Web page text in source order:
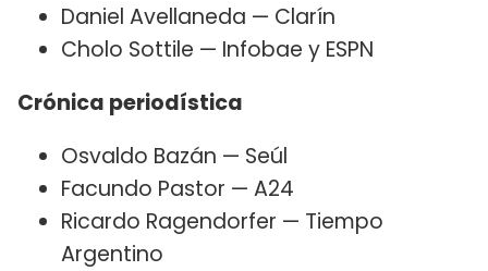
Daniel Avellaneda — Clarín
Cholo Sottile — Infobae y ESPN
Crónica periodística
Osvaldo Bazán — Seúl
Facundo Pastor — A24
Ricardo Ragendorfer — Tiempo
Argentino